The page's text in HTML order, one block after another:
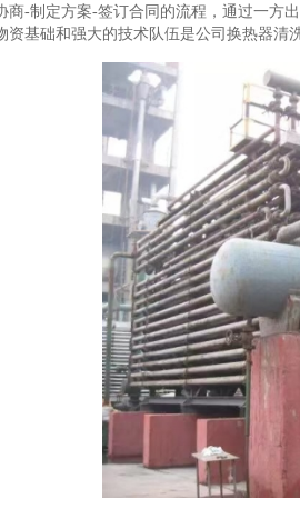
商-制定方案-签订合同的流程，通过一方
资基础和强大的技术队伍是公司换热器清